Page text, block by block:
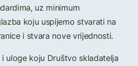
uz minimum
koju uspijemo stvarati na
i stvara nove vrijednosti.
uloge koju Društvo skladatelja